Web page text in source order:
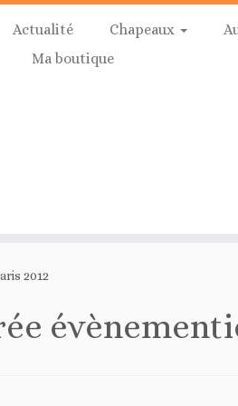
Actualité Chapeaux
Ma boutique
2012